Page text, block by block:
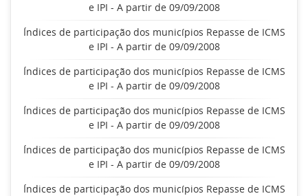
e IPI - A partir de 09/09/2008
Índices de participação dos municípios Repasse de ICMS
e IPI - A partir de 09/09/2008
Índices de participação dos municípios Repasse de ICMS
e IPI - A partir de 09/09/2008
Índices de participação dos municípios Repasse de ICMS
e IPI - A partir de 09/09/2008
Índices de participação dos municípios Repasse de ICMS
e IPI - A partir de 09/09/2008
Índices de participação dos municípios Repasse de ICMS